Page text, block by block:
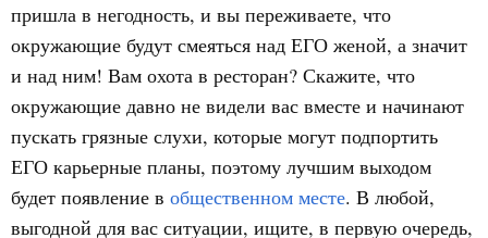
пришла в негодность, и вы переживаете, что
окружающие будут смеяться над ЕГО женой, а значит
и над ним! Вам охота в ресторан? Скажите, что
окружающие давно не видели вас вместе и начинают
пускать грязные слухи, которые могут подпортить
ЕГО карьерные планы, поэтому лучшим выходом
будет появление в общественном месте. В любой,
выгодной для вас ситуации, ищите, в первую очередь,